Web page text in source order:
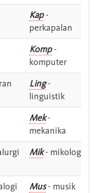
Kap-
perkapalan
Komp-
komputer
Ling-
linguistik
Mek-
mekanika
Mik- mikologi
Mus- musik